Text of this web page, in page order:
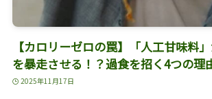
【カロリーゼロの罠】「人工甘味料
を暴走させる！？過食を招く4つの理
2025年11月17日